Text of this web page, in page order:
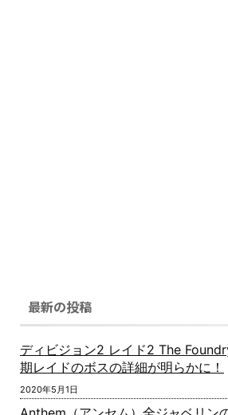
最新の投稿
ディビジョン2 レイド2 The
期レイドのボスの詳細が明らかに！
2020年5月1日